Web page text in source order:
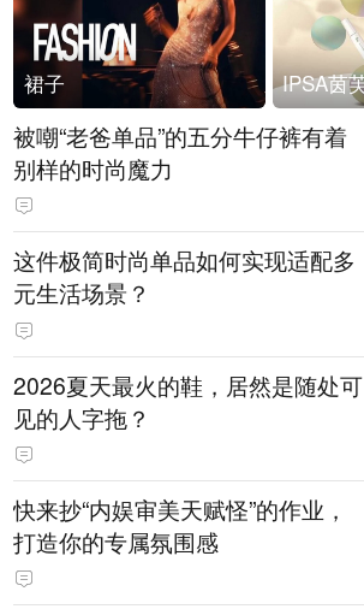
裙子
被嘲“老爸单品”的五分牛仔裤有着
别样的时尚魔力
这件极简时尚单品如何实现适配多
元生活场景？
2026夏天最火的鞋，居然是随处可
见的人字拖？
快来抄“内娱审美天赋怪”的作业，
打造你的专属氛围感